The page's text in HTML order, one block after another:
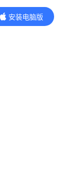
安装电脑版
内容更精彩